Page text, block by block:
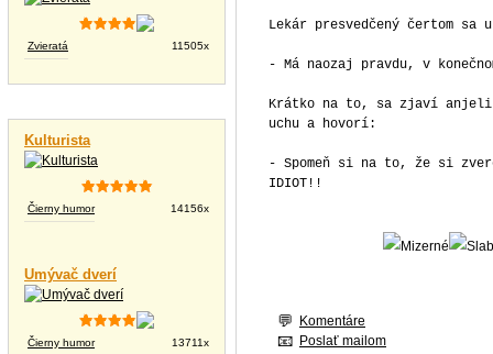
Zvieratá 11505x
Kulturista
Čierny humor 14156x
Umývač dverí
Čierny humor 13711x
Lekár presvedčený čertom
- Má naozaj pravdu, v
Krátko na to, sa zjaví
uchu a hovorí:
- Spomeň si na to, že si
IDIOT!!
Komentáre
Poslať mailom